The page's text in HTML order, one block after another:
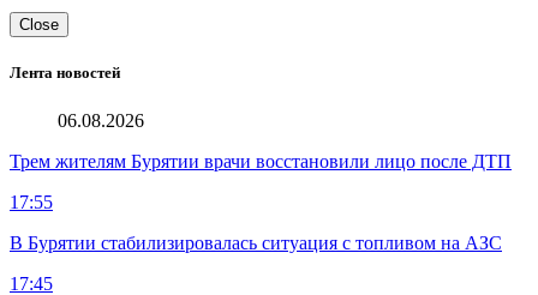
Close
Лента новостей
06.08.2026
Трем жителям Бурятии врачи восстановили лицо после ДТП
17:55
В Бурятии стабилизировалась ситуация с топливом на АЗС
17:45